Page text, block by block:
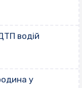
водій
у